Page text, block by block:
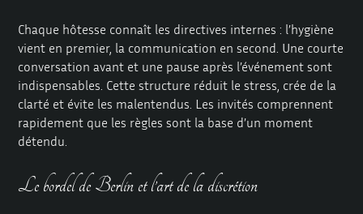
Chaque hôtesse connaît les directives internes : l’hygiène
vient en premier, la communication en second. Une courte
conversation avant et une pause après l’événement sont
indispensables. Cette structure réduit le stress, crée de la
clarté et évite les malentendus. Les invités comprennent
rapidement que les règles sont la base d’un moment
détendu.
Le bordel de Berlin et l’art de la discrétion